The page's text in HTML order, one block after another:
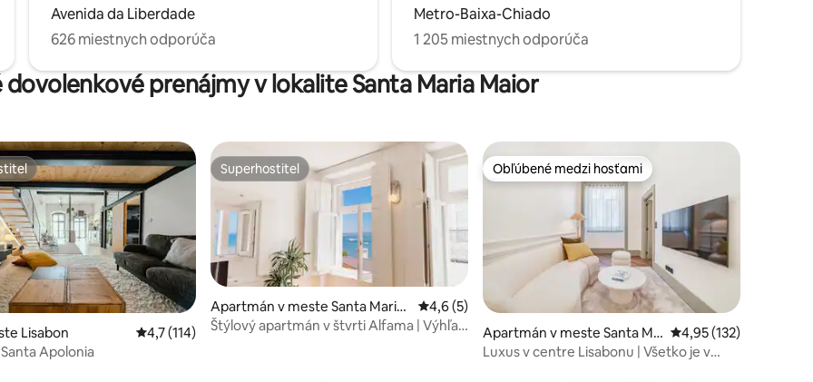
Avenida da Liberdade
626 miestnych odporúča
Metro-Baixa-Chiado
1 205 miestnych odporúča
dovolenkové prenájmy v lokalite Santa Maria Maior
4,88 z 5, počet hodnotení: 92
Lisabon Priemerné ohodnotenie 4,7 z 5, počet hodnotení: 114
4,7 (114)
Apolonia
Superhostiteľ
Superhostiteľ
Apartmán v meste Santa Maria
Maior
Priemerné ohodnotenie 4,6 z 5, počet hodnotení: 5
4,6 (5)
Štýlový apartmán v štvrti Alfama | Výhľad
Obľúbené medzi hosťami
Obľúbené medzi hosťami
Apartmán v meste Santa Ma
ria Maior
Priemerné
4,95 (132)
Luxus v centre Lisabonu | Všetko je v